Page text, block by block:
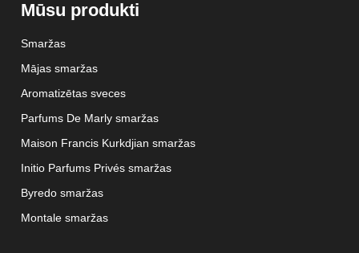
Mūsu produkti
Smaržas
Mājas smaržas
Aromatizētas sveces
Parfums De Marly smaržas
Maison Francis Kurkdjian smaržas
Initio Parfums Privés smaržas
Byredo smaržas
Montale smaržas